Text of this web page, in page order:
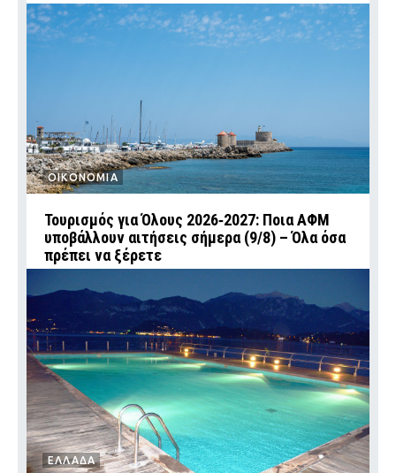
ΟΙΚΟΝΟΜΙΑ
Τουρισμός για Όλους 2026‑2027: Ποια ΑΦΜ
υποβάλλουν αιτήσεις σήμερα (9/8) – Όλα όσα
πρέπει να ξέρετε
ΕΛΛΑΔΑ